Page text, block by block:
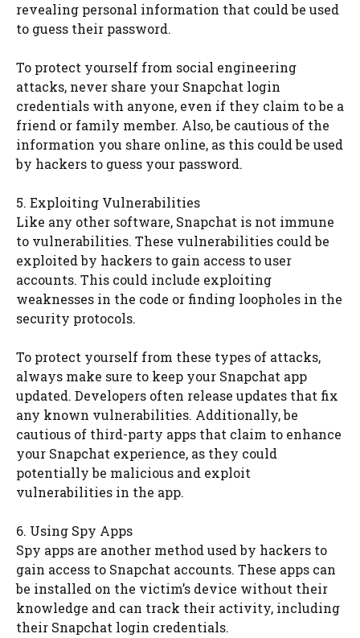
revealing personal information that could be used
to guess their password.
To protect yourself from social engineering
attacks, never share your Snapchat login
credentials with anyone, even if they claim to be a
friend or family member. Also, be cautious of the
information you share online, as this could be used
by hackers to guess your password.
5. Exploiting Vulnerabilities
Like any other software, Snapchat is not immune
to vulnerabilities. These vulnerabilities could be
exploited by hackers to gain access to user
accounts. This could include exploiting
weaknesses in the code or finding loopholes in the
security protocols.
To protect yourself from these types of attacks,
always make sure to keep your Snapchat app
updated. Developers often release updates that fix
any known vulnerabilities. Additionally, be
cautious of third-party apps that claim to enhance
your Snapchat experience, as they could
potentially be malicious and exploit
vulnerabilities in the app.
6. Using Spy Apps
Spy apps are another method used by hackers to
gain access to Snapchat accounts. These apps can
be installed on the victim’s device without their
knowledge and can track their activity, including
their Snapchat login credentials.